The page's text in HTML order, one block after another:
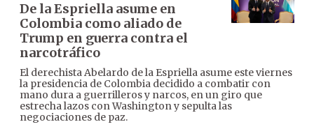
De la Espriella asume en
Colombia como aliado de
Trump en guerra contra el
narcotráfico
El derechista Abelardo de la Espriella asume este viernes
la presidencia de Colombia decidido a combatir con
mano dura a guerrilleros y narcos, en un giro que
estrecha lazos con Washington y sepulta las
negociaciones de paz.